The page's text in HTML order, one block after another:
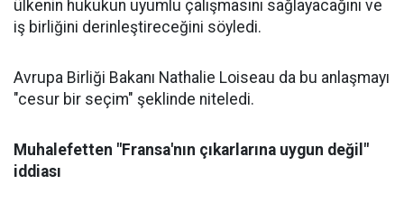
ülkenin hukukun uyumlu çalışmasını sağlayacağını ve
iş birliğini derinleştireceğini söyledi.
Avrupa Birliği Bakanı Nathalie Loiseau da bu anlaşmayı
"cesur bir seçim" şeklinde niteledi.
Muhalefetten "Fransa'nın çıkarlarına uygun değil"
iddiası